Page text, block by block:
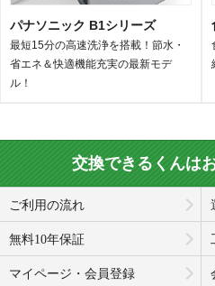
パナソニック B1シリーズ
最短15分の高速洗浄を搭載！節水・
省エネ＆快適機能充実の最新モデ
ル！
交換できるくんは
ご利用の流れ
無料10年保証
マイページ・会員登録